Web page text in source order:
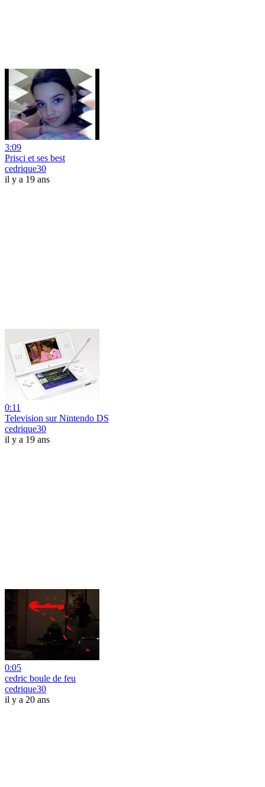
3:09
Prisci et ses best
cedrique30
il y a 19 ans
0:11
Television sur Nintendo DS
cedrique30
il y a 19 ans
0:05
cedric boule de feu
cedrique30
il y a 20 ans